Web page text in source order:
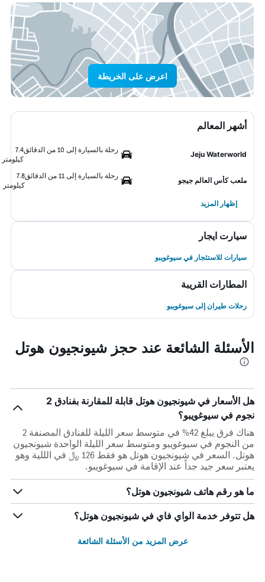
اعرض على الخريطة
أشهر المعالم
Jeju Waterworld
رحلة بالسيارة إلى 10 من الدقائق
7.4
كيلومتر
ملعب كأس العالم جيجو
رحلة بالسيارة إلى 11 من الدقائق
7.8
كيلومتر
إظهار المزيد
سيارت ايجار
سيارات للاستئجار في سيوغويبو
المطارات القريبة
رحلات طيران إلى سيوغويبو
الأسئلة الشائعة عند حجز شيونجيون هوتل
هل الأسعار في شيونجيون هوتل قابلة للمقارنة بفنادق 2
نجوم في سيوغويبو؟
هناك فرق يبلغ 42% في متوسط ​​سعر الليلة للفنادق المصنفة 2
من النجوم في سيوغويبو ومتوسط ​​سعر الليلة الواحدة شيونجيون
هوتل. السعر في شيونجيون هوتل هو فقط 126 ﷼ في الللية وهو
يعتبر سعر جيد جداً عند الإقامة في سيوغويبو.
ما هو رقم هاتف شيونجيون هوتل؟
هل تتوفر خدمة الواي فاي في شيونجيون هوتل؟
عرض المزيد من الأسئلة الشائعة